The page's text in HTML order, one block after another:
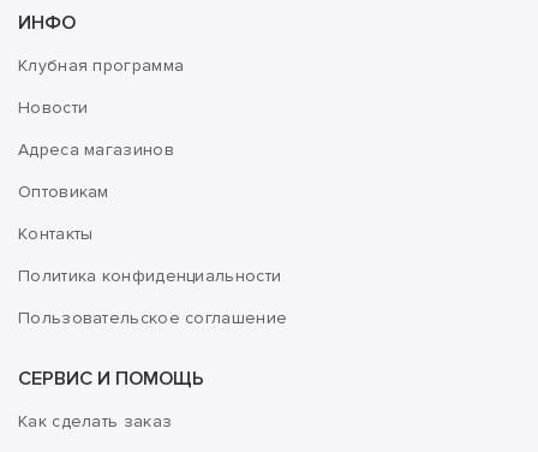
ИНФО
Клубная программа
Новости
Адреса магазинов
Оптовикам
Контакты
Политика конфиденциальности
Пользовательское соглашение
СЕРВИС И ПОМОЩЬ
Как сделать заказ